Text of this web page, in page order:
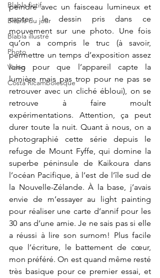
Blabla fictif
Blabla du jour
Blabla illustré
Photo
Vidéo
Costa Ricambolesque
peindre avec un faisceau lumineux et
capter le dessin pris dans ce
mouvement sur une photo. Une fois
qu’on a compris le truc (à savoir,
permettre un temps d’exposition assez
long pour que l’appareil capte la
lumière mais pas trop pour ne pas se
retrouver avec un cliché ébloui), on se
retrouve à faire moult
expérimentations. Attention, ça peut
durer toute la nuit. Quant à nous, on a
photographié cette série depuis le
refuge de Mount Fyffe, qui domine la
superbe péninsule de Kaikoura dans
l’océan Pacifique, à l’est de l’île sud de
la Nouvelle-Zélande. À la base, j’avais
envie de m’essayer au light painting
pour réaliser une carte d’annif pour les
30 ans d’une amie. Je ne sais pas si elle
a réussi à lire son surnom! Plus facile
que l’écriture, le battement de cœur,
mon préféré. On est quand même resté
très basique pour ce premier essai, et